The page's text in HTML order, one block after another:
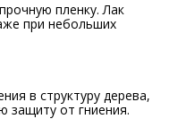
пленку. Лак
при небольших
в структуру дерева,
защиту от гниения.